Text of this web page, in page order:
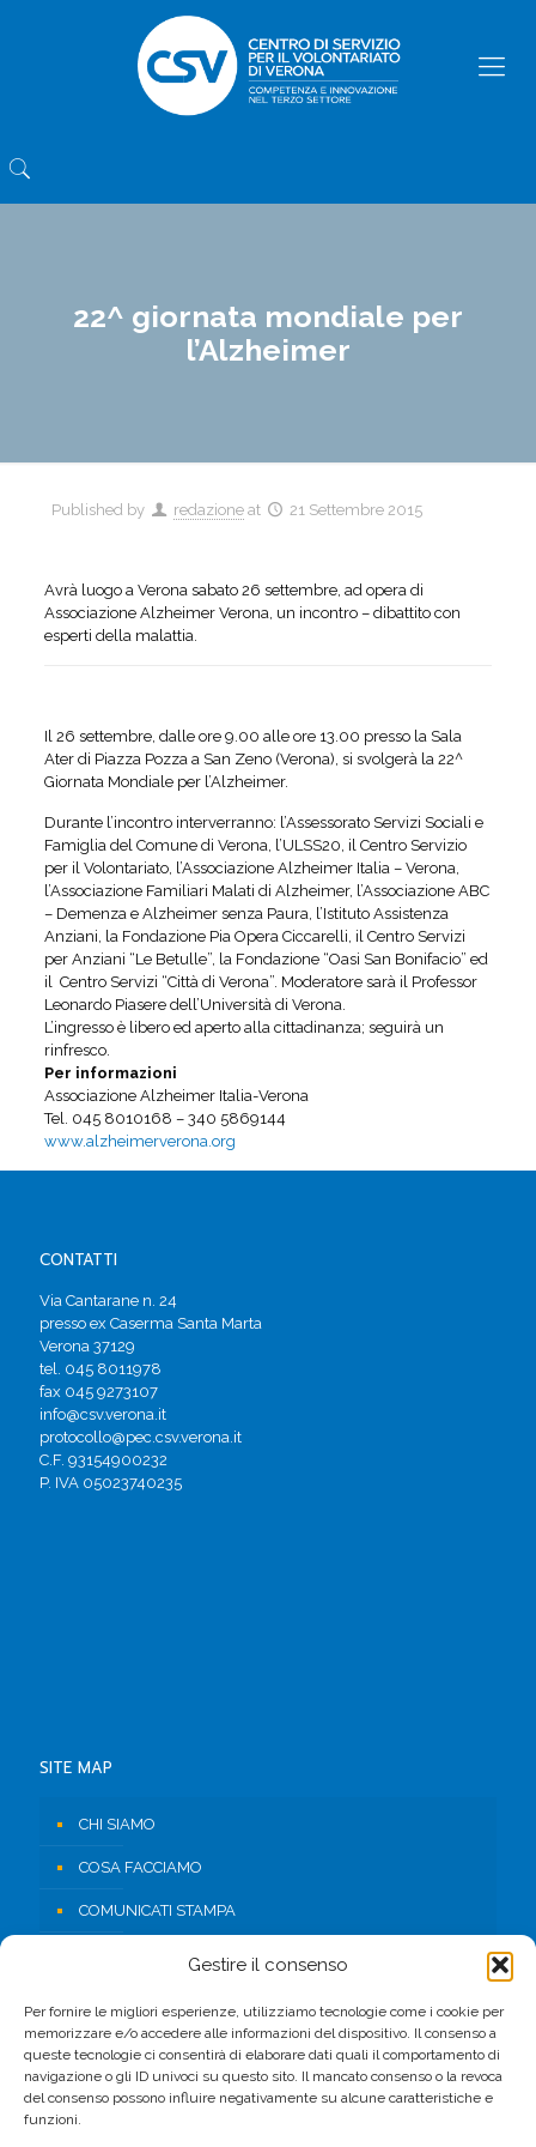
Gestire il consenso
Per fornire le migliori esperienze, utilizziamo tecnologie come i cookie per
memorizzare e/o accedere alle informazioni del dispositivo. Il consenso a
queste tecnologie ci consentirà di elaborare dati quali il comportamento di
navigazione o gli ID univoci su questo sito. Il mancato consenso o la revoca
del consenso possono influire negativamente su alcune caratteristiche e
funzioni.
22^ giornata mondiale per
l’Alzheimer
Published by redazione at 21 Settembre 2015
Avrà luogo a Verona sabato 26 settembre, ad opera di
Associazione Alzheimer Verona, un incontro – dibattito con
esperti della malattia.
Il 26 settembre, dalle ore 9.00 alle ore 13.00 presso la Sala
Ater di Piazza Pozza a San Zeno (Verona), si svolgerà la 22^
Giornata Mondiale per l’Alzheimer.
Durante l’incontro interverranno: l’Assessorato Servizi Sociali e
Famiglia del Comune di Verona, l’ULSS20, il Centro Servizio
per il Volontariato, l’Associazione Alzheimer Italia – Verona,
l’Associazione Familiari Malati di Alzheimer, l’Associazione ABC
– Demenza e Alzheimer senza Paura, l’Istituto Assistenza
Anziani, la Fondazione Pia Opera Ciccarelli, il Centro Servizi
per Anziani “Le Betulle”, la Fondazione “Oasi San Bonifacio” ed
il Centro Servizi “Città di Verona”. Moderatore sarà il Professor
Leonardo Piasere dell’Università di Verona.
L’ingresso è libero ed aperto alla cittadinanza; seguirà un
rinfresco.
Per informazioni
Associazione Alzheimer Italia-Verona
Tel. 045 8010168 – 340 5869144
www.alzheimerverona.org
CONTATTI
Via Cantarane n. 24
presso ex Caserma Santa Marta
Verona 37129
tel. 045 8011978
fax 045 9273107
info@csv.verona.it
protocollo@pec.csv.verona.it
C.F. 93154900232
P. IVA 05023740235
SITE MAP
CHI SIAMO
COSA FACCIAMO
COMUNICATI STAMPA
AREA RISERVATA
FACEBOOK